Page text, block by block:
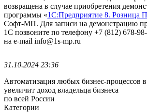
возвращена в случае приобретения
программы «1С:Предприятие 8. Розница
Софт-МП. Для записи на демонстрацию
1С позвоните по телефону +7 (812) 678-
на e-mail info@1s-mp.ru
31.10.2024 23:36
Автоматизация любых бизнес-процессов
увеличит доход владельца бизнеса
по всей России
Категории